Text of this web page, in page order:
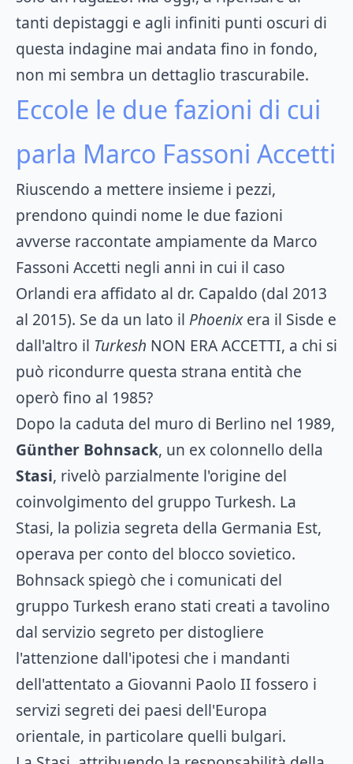
tanti depistaggi e agli infiniti punti oscuri di
questa indagine mai andata fino in fondo,
non mi sembra un dettaglio trascurabile.
Eccole le due fazioni di cui
parla Marco Fassoni Accetti
Riuscendo a mettere insieme i pezzi,
prendono quindi nome le due fazioni
avverse raccontate ampiamente da Marco
Fassoni Accetti negli anni in cui il caso
Orlandi era affidato al dr. Capaldo (dal 2013
al 2015). Se da un lato il Phoenixera il Sisde e
dall'altro il Turkesh NON ERA ACCETTI, a chi si
può ricondurre questa strana entità che
operò fino al 1985?
Dopo la caduta del muro di Berlino nel 1989,
Günther Bohnsack, un ex colonnello della
Stasi, rivelò parzialmente l'origine del
coinvolgimento del gruppo Turkesh. La
Stasi, la polizia segreta della Germania Est,
operava per conto del blocco sovietico.
Bohnsack spiegò che i comunicati del
gruppo Turkesh erano stati creati a tavolino
dal servizio segreto per distogliere
l'attenzione dall'ipotesi che i mandanti
dell'attentato a Giovanni Paolo II fossero i
servizi segreti dei paesi dell'Europa
orientale, in particolare quelli bulgari.